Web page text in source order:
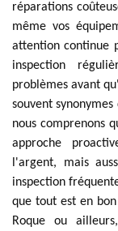
réparations
même vos
attention continue
inspection
problèmes avant
souvent
nous comprenons
approche
l'argent, mais
inspection
que tout est en bon
Roque ou